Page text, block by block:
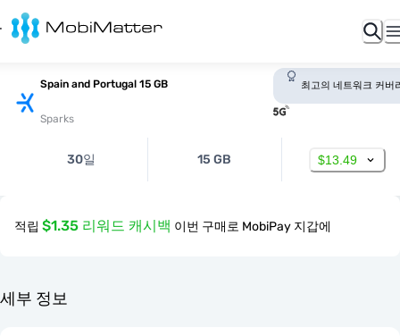
Spain and Portugal 15 GB
Sparks
최고의 네트워크 커버
30일 15 GB $13.49
적립 $1.35 리워드 캐시백 이번 구매로 MobiPay 지갑에
세부 정보